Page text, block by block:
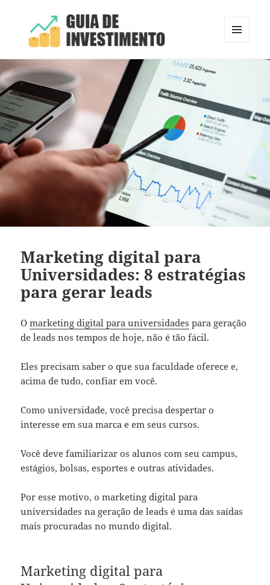
Guia de Investimento
Marketing digital para
Universidades: 8 estratégias
para gerar leads
Omarketing digital para universidades para geração
de leads nos tempos de hoje, não é tão fácil.
Eles precisam saber o que sua faculdade oferece e,
acima de tudo, confiar em você.
Como universidade, você precisa despertar o
interesse em sua marca e em seus cursos.
Você deve familiarizar os alunos com seu campus,
estágios, bolsas, esportes e outras atividades.
Por esse motivo, o marketing digital para
universidades na geração de leads é uma das saídas
mais procuradas no mundo digital.
Marketing digital para